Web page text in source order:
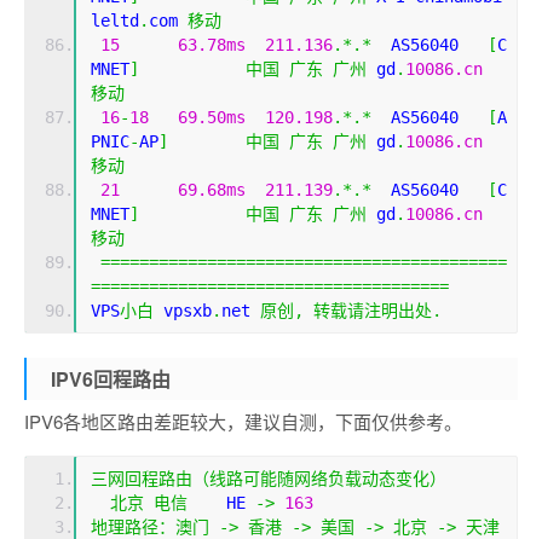
leltd . com 移动
15
63.78ms 211.136.*.*
  AS56040
[C
MNET] 中国 广东 广州 gd . 10086.cn
移动
16-18 69.50ms 120.198.*.*
  AS56040
[A
PNIC-AP] 中国 广东 广州 gd . 10086.cn
移动
21
69.68ms 211.139.*.*
  AS56040
[C
MNET] 中国 广东 广州 gd . 10086.cn
移动
==========================================
=====================================
VPS小白 vpsxb. net 原创, 转载请注明出处.
IPV6回程路由
IPV6各地区路由差距较大，建议自测，下面仅供参考。
三网回程路由（线路可能随网络负载动态变化）
北京 电信
    HE
-> 163
地理路径：澳门
-> 香港 -> 美国 -> 北京 -> 天津